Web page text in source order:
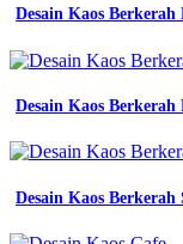
Desain Kaos Berkerah
Desain Kaos Berkerah
Desain Kaos